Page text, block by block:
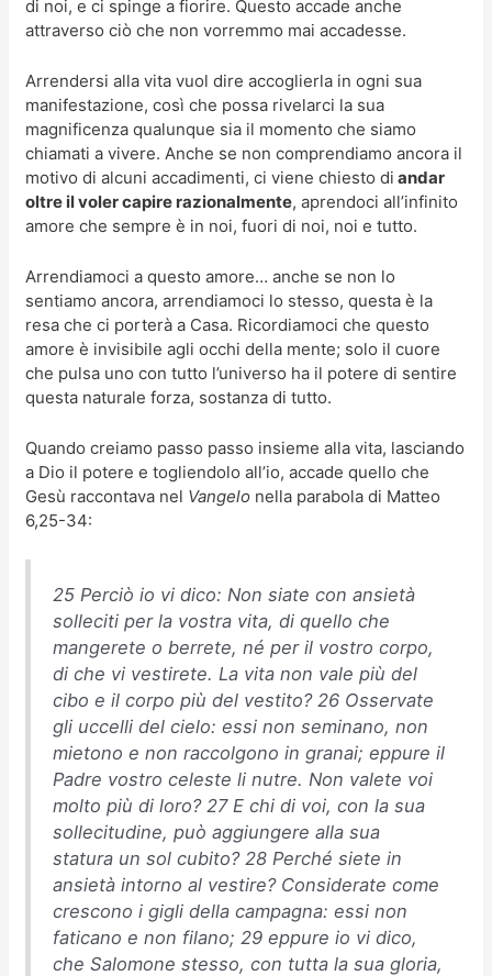
di noi, e ci spinge a fiorire. Questo accade anche
attraverso ciò che non vorremmo mai accadesse.
Arrendersi alla vita vuol dire accoglierla in ogni sua
manifestazione, così che possa rivelarci la sua
magnificenza qualunque sia il momento che siamo
chiamati a vivere. Anche se non comprendiamo ancora il
motivo di alcuni accadimenti, ci viene chiesto di andar
oltre il voler capire razionalmente, aprendoci all’infinito
amore che sempre è in noi, fuori di noi, noi e tutto.
Arrendiamoci a questo amore… anche se non lo
sentiamo ancora, arrendiamoci lo stesso, questa è la
resa che ci porterà a Casa. Ricordiamoci che questo
amore è invisibile agli occhi della mente; solo il cuore
che pulsa uno con tutto l’universo ha il potere di sentire
questa naturale forza, sostanza di tutto.
Quando creiamo passo passo insieme alla vita, lasciando
a Dio il potere e togliendolo all’io, accade quello che
Gesù raccontava nel Vangelo nella parabola di Matteo
6,25-34:
25 Perciò io vi dico: Non siate con ansietà
solleciti per la vostra vita, di quello che
mangerete o berrete, né per il vostro corpo,
di che vi vestirete. La vita non vale più del
cibo e il corpo più del vestito? 26 Osservate
gli uccelli del cielo: essi non seminano, non
mietono e non raccolgono in granai; eppure il
Padre vostro celeste li nutre. Non valete voi
molto più di loro? 27 E chi di voi, con la sua
sollecitudine, può aggiungere alla sua
statura un sol cubito? 28 Perché siete in
ansietà intorno al vestire? Considerate come
crescono i gigli della campagna: essi non
faticano e non filano; 29 eppure io vi dico,
che Salomone stesso, con tutta la sua gloria,